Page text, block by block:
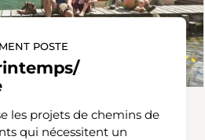
POSTE
les projets de chemins de
qui nécessitent un